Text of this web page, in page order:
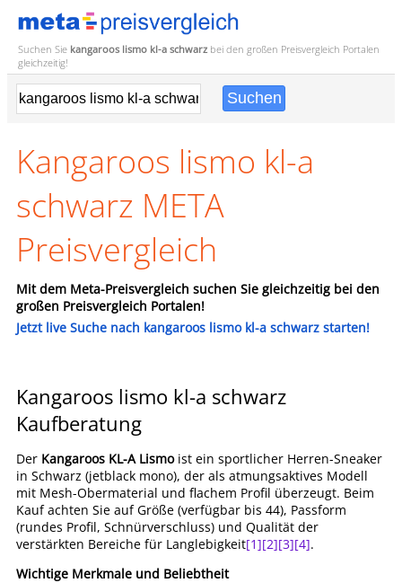
Suchen Sie kangaroos lismo kl-a schwarz bei den großen Preisvergleich Portalen
gleichzeitig!
Kangaroos lismo kl-a
schwarz META
Preisvergleich
Mit dem Meta-Preisvergleich suchen Sie gleichzeitig bei den
großen Preisvergleich Portalen!
Jetzt live Suche nach kangaroos lismo kl-a schwarz starten!
Kangaroos lismo kl-a schwarz
Kaufberatung
Der Kangaroos KL-A Lismoist ein sportlicher Herren-Sneaker
in Schwarz (jetblack mono), der als atmungsaktives Modell
mit Mesh-Obermaterial und flachem Profil überzeugt. Beim
Kauf achten Sie auf Größe (verfügbar bis 44), Passform
(rundes Profil, Schnürverschluss) und Qualität der
verstärkten Bereiche für Langlebigkeit[1][2][3][4].
Wichtige Merkmale und Beliebtheit